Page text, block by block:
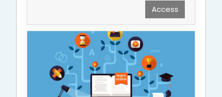
Access